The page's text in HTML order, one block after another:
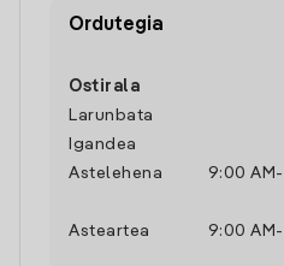
Ordutegia
Ostirala
Larunbata
Igandea
Astelehena
9:00 AM -
Asteartea
9:00 AM -